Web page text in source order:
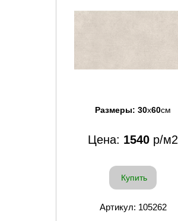
Размеры: 30x60см
Цена: 1540 р/м2
Купить
Артикул: 105262